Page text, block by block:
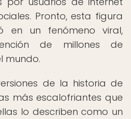
Pronto, esta figura
en un fenómeno viral,
de millones de
mundo.
de la historia de
más escalofriantes que
lo describen como un